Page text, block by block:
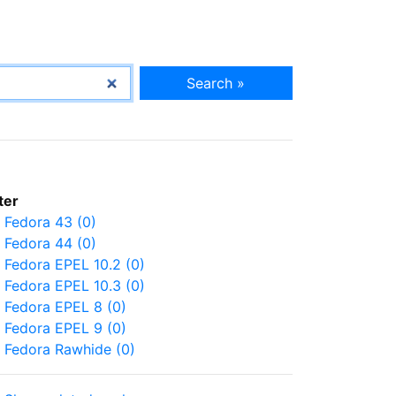
Search »
Fedora 43 (0)
Fedora 44 (0)
Fedora EPEL 10.2 (0)
Fedora EPEL 10.3 (0)
Fedora EPEL 8 (0)
Fedora EPEL 9 (0)
Fedora Rawhide (0)